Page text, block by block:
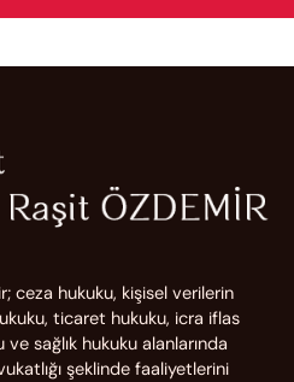
ceza hukuku, kişisel verilerin
ticaret hukuku, icra iflas
sağlık hukuku alanlarında
şeklinde faaliyetlerini